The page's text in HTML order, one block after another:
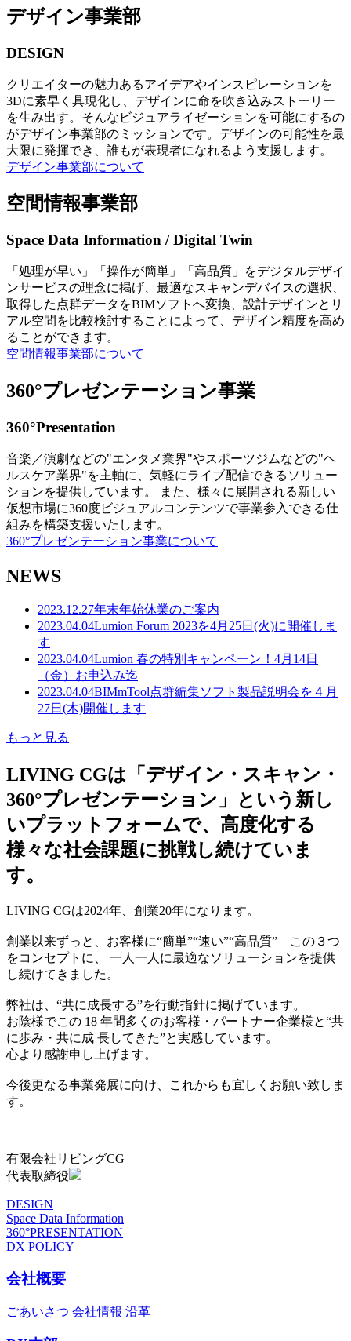
デザイン事業部
DESIGN
クリエイターの魅力あるアイデアやインスピレーションを
3Dに素早く具現化し、デザインに命を吹き込みストーリー
を生み出す。そんなビジュアライゼーションを可能にするの
がデザイン事業部のミッションです。デザインの可能性を最
大限に発揮でき、誰もが表現者になれるよう支援します。
デザイン事業部について
空間情報事業部
Space Data Information / Digital Twin
「処理が早い」「操作が簡単」「高品質」をデジタルデザイ
ンサービスの理念に掲げ、最適なスキャンデバイスの選択、
取得した点群データをBIMソフトへ変換、設計デザインとリ
アル空間を比較検討することによって、デザイン精度を高め
ることができます。
空間情報事業部について
360°プレゼンテーション事業
360°Presentation
音楽／演劇などの"エンタメ業界"やスポーツジムなどの"ヘ
ルスケア業界"を主軸に、気軽にライブ配信できるソリュー
ションを提供しています。 また、様々に展開される新しい
仮想市場に360度ビジュアルコンテンツで事業参入できる仕
組みを構築支援いたします。
360°プレゼンテーション事業について
NEWS
2023.12.27年末年始休業のご案内
2023.04.04Lumion Forum 2023を4月25日(火)に開催しま
す
2023.04.04Lumion 春の特別キャンペーン！4月14日
（金）お申込み迄
2023.04.04BIMmTool点群編集ソフト製品説明会を４月
27日(木)開催します
もっと見る
LIVING CGは「デザイン・スキャン・
360°プレゼンテーション」という新し
いプラットフォームで、高度化する
様々な社会課題に挑戦し続けていま
す。
LIVING CGは2024年、創業20年になります。
創業以来ずっと、お客様に“簡単”“速い”“高品質” この３つ
をコンセプトに、 一人一人に最適なソリューションを提供
し続けてきました。
弊社は、“共に成長する”を行動指針に掲げています。
お陰様でこの 18 年間多くのお客様・パートナー企業様と“共
に歩み・共に成 長してきた”と実感しています。
心より感謝申し上げます。
今後更なる事業発展に向け、これからも宜しくお願い致しま
す。
有限会社リビングCG
代表取締役
DESIGN
Space Data Information
360°PRESENTATION
DX POLICY
会社概要
ごあいさつ 会社情報 沿革